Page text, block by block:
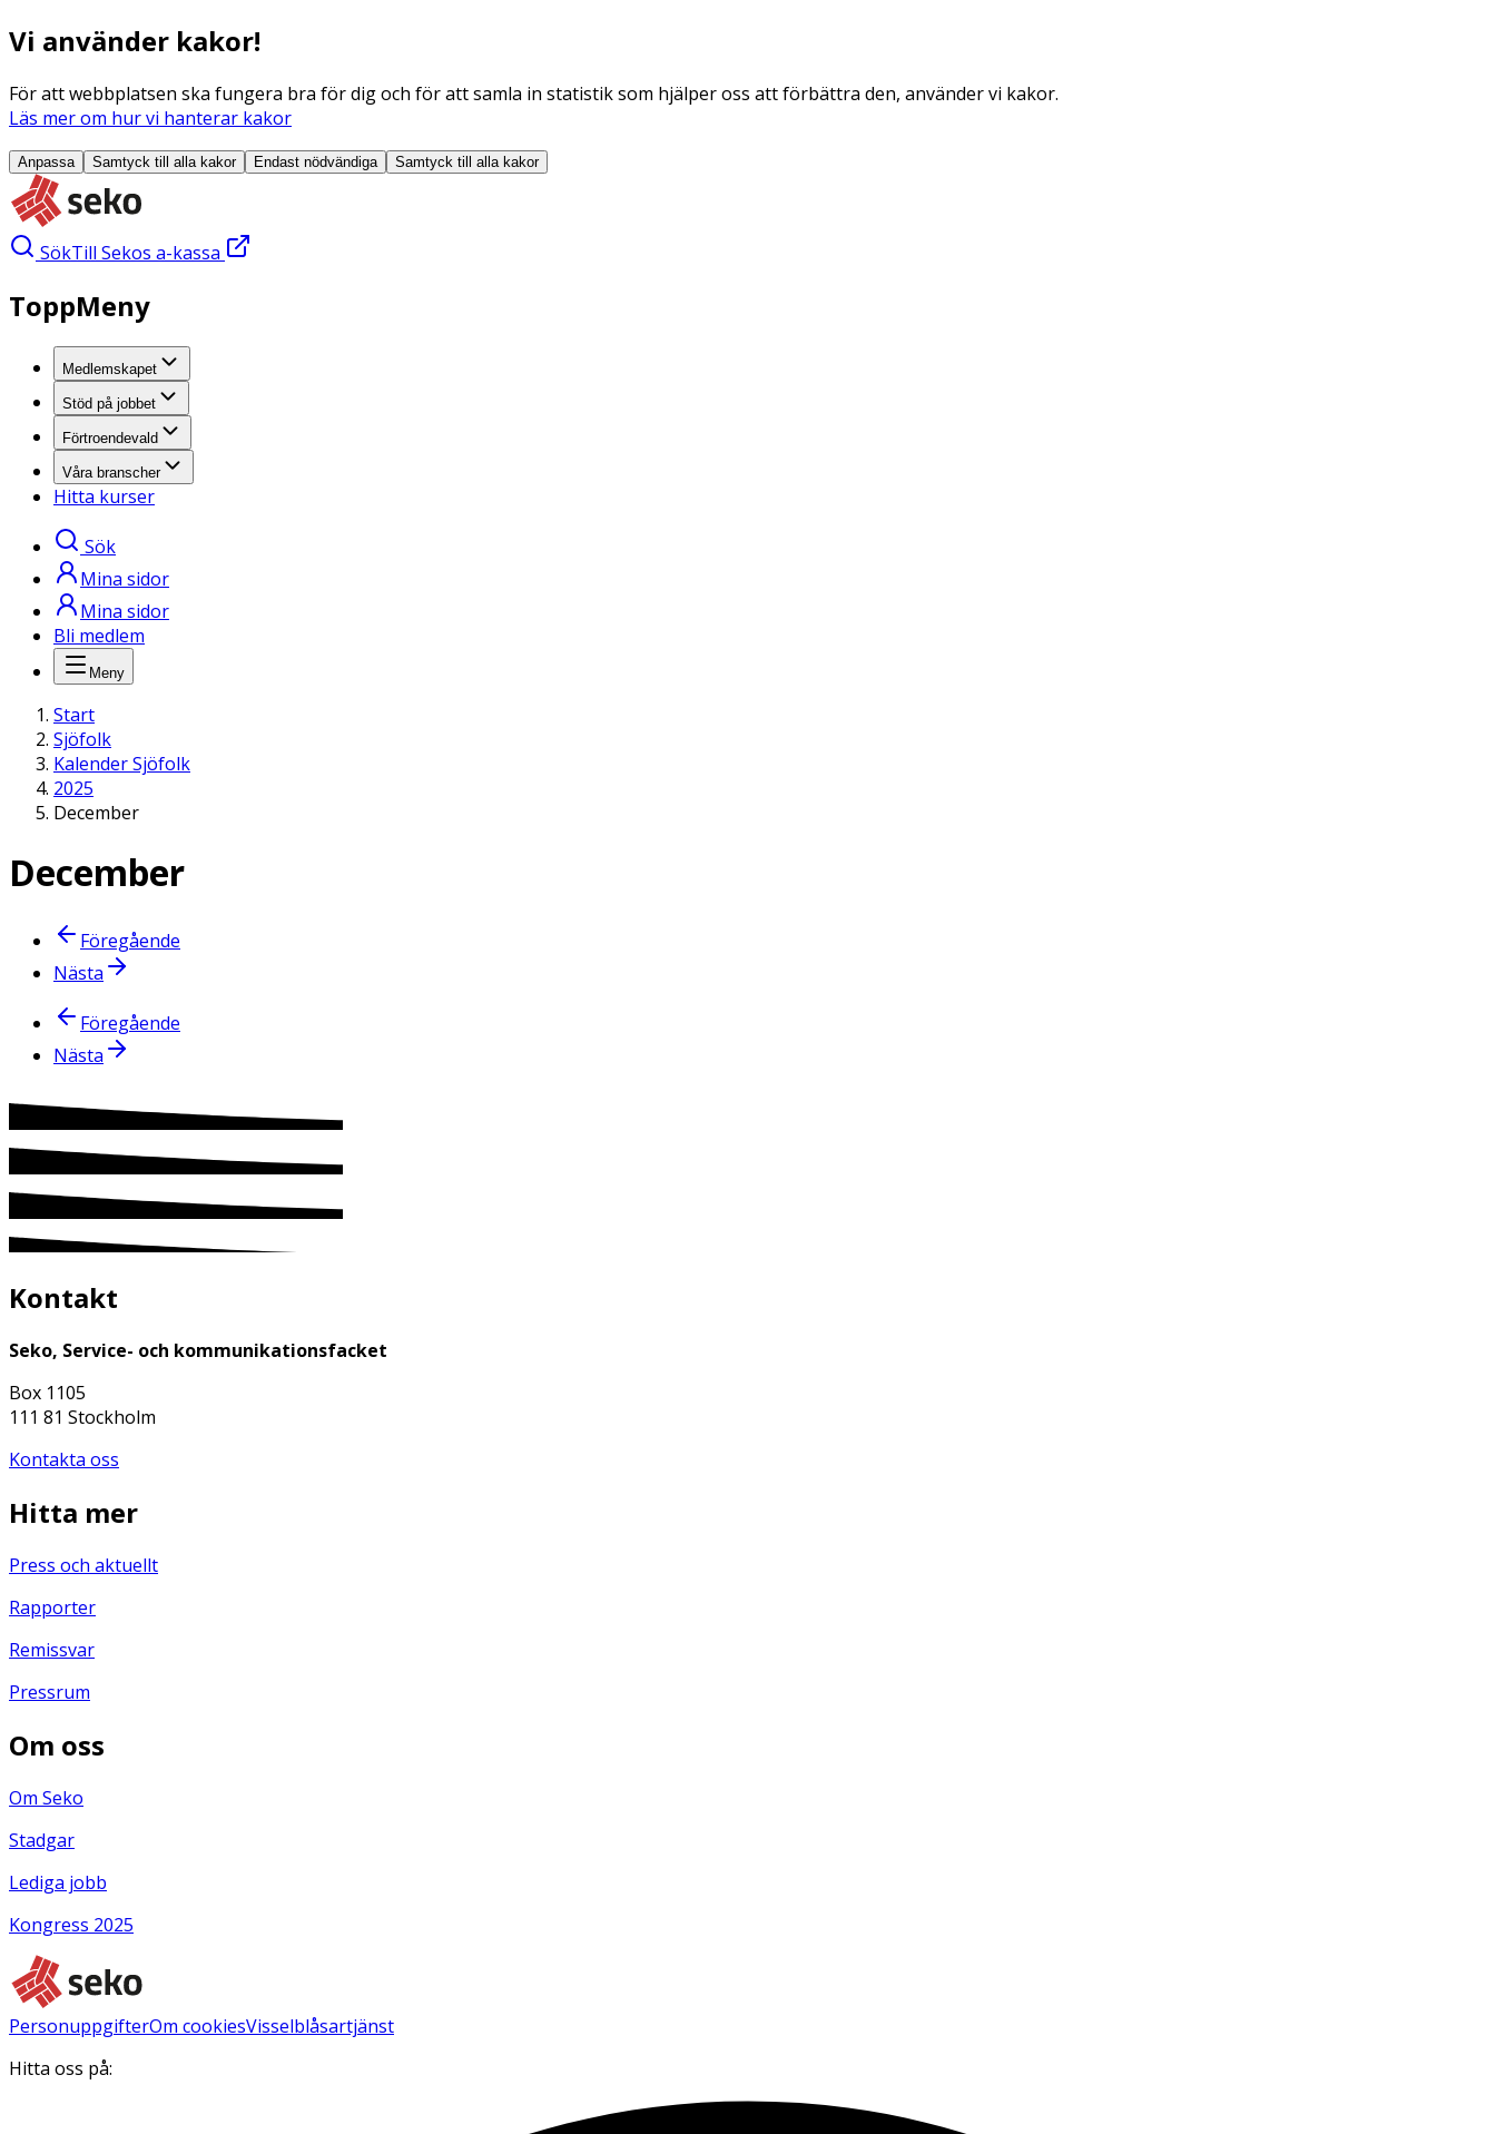
Vi använder kakor!
För att webbplatsen ska fungera bra för dig och för att samla in statistik som hjälper oss att förbättra den, använder vi kakor.
Läs mer om hur vi hanterar kakor
Anpassa Samtyck till alla kakor Endast nödvändiga Samtyck till alla kakor
SökTill Sekos a-kassa
ToppMeny
Medlemskapet
Stöd på jobbet
Förtroendevald
Våra branscher
Hitta kurser
Sök
Mina sidor
Mina sidor
Bli medlem
Meny
Start
Sjöfolk
Kalender Sjöfolk
2025
December
December
Föregående
Nästa
Föregående
Nästa
Kontakt
Seko, Service- och kommunikationsfacket
Box 1105
111 81 Stockholm
Kontakta oss
Hitta mer
Press och aktuellt
Rapporter
Remissvar
Pressrum
Om oss
Om Seko
Stadgar
Lediga jobb
Kongress 2025
PersonuppgifterOm cookiesVisselblåsartjänst
Hitta oss på: